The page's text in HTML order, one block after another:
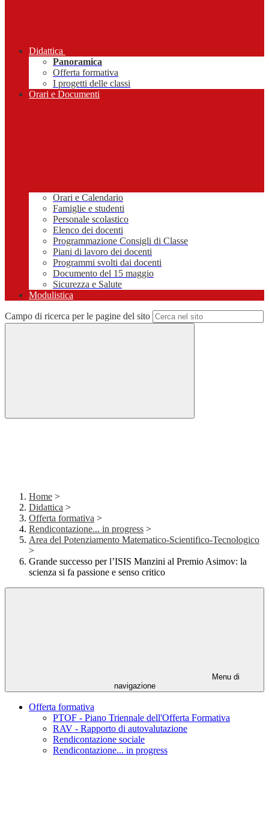
Didattica
Panoramica
Offerta formativa
I progetti delle classi
Orari e Documenti
Orari e Calendario
Famiglie e studenti
Personale scolastico
Elenco dei docenti
Programmazione Consigli di Classe
Piani di lavoro dei docenti
Programmi svolti dai docenti
Documento del 15 maggio
Sicurezza e Salute
Modulistica
Campo di ricerca per le pagine del sito
Home >
Didattica >
Offerta formativa >
Rendicontazione... in progress >
Area del Potenziamento Matematico-Scientifico-Tecnologico
>
Grande successo per l’ISIS Manzini al Premio Asimov: la
scienza si fa passione e senso critico
Menu di
navigazione
Offerta formativa
PTOF - Piano Triennale dell'Offerta Formativa
RAV - Rapporto di autovalutazione
Rendicontazione sociale
Rendicontazione... in progress